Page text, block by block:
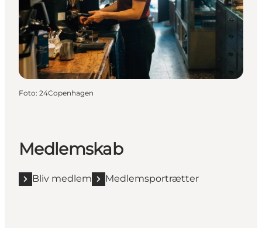
Foto: 24Copenhagen
Medlemskab
Bliv medlem Medlemsportrætter